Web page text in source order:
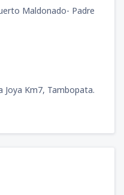
Maldonado- Padre
Joya Km7, Tambopata.